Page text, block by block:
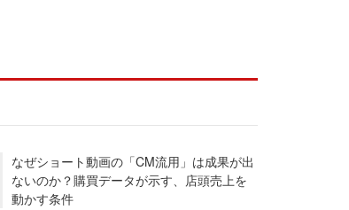
なぜショート動画の「CM流用」は成果が出
ないのか？購買データが示す、店頭売上を
動かす条件